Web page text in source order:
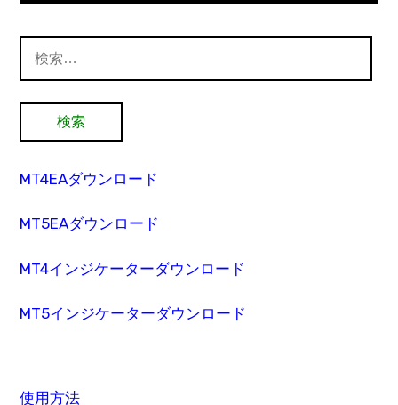
索:
MT4EAダウンロード
MT5EAダウンロード
MT4インジケーターダウンロード
MT5インジケーターダウンロード
使用方法